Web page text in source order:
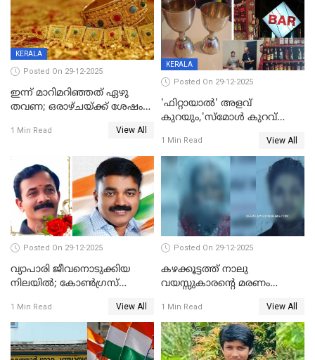
KERALA
Posted On 29-12-2025
ഇന്ന് മാറിമറിഞ്ഞത് ഏഴു
തവണ; ഒരാഴ്ചയ്ക്ക് ശേഷം
1 Min Read View All
KERALA
Posted On 29-12-2025
'ഫിറ്റായാൽ' അളവ്
കുറയും,'സ്‌മോൾ കുറവ്
പിഴ
1 Min Read View All
Posted On 29-12-2025
വ്യാപാരി ജീവനൊടുക്കിയ
നിലയില്‍; കോണ്‍ഗ്രസ്
മാനസികപീഡനമെന്ന് കുറിപ്പ്
1 Min Read View All
Posted On 29-12-2025
കഴക്കൂട്ടത്ത് നാലു
വയസ്സുകാരന്റെ മരണം
സുഹൃത്തും പൊലീസ്
കസ്റ്റഡിയിൽ
1 Min Read View All